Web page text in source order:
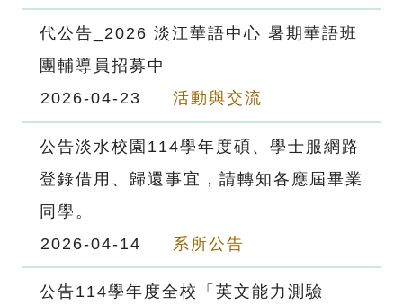
代公告_2026 淡江華語中心 暑期華語班
團輔導員招募中
活動與交流
2026-04-23
公告淡水校園114學年度碩、學士服網路
登錄借用、歸還事宜，請轉知各應屆畢業
同學。
系所公告
2026-04-14
公告114學年度全校「英文能力測驗